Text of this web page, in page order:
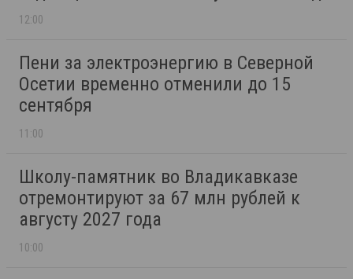
12:00
Пени за электроэнергию в Северной
Осетии временно отменили до 15
сентября
11:00
Школу-памятник во Владикавказе
отремонтируют за 67 млн рублей к
августу 2027 года
10:00